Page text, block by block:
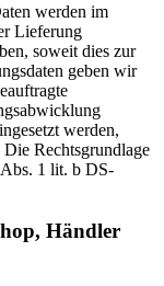
werden im
Lieferung
soweit dies zur
geben wir
werden,
Rechtsgrundlage
1 lit. b DS-
Händler